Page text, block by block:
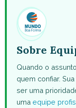
Sobre
Quando o
quem confiar.
ser uma
uma equipe